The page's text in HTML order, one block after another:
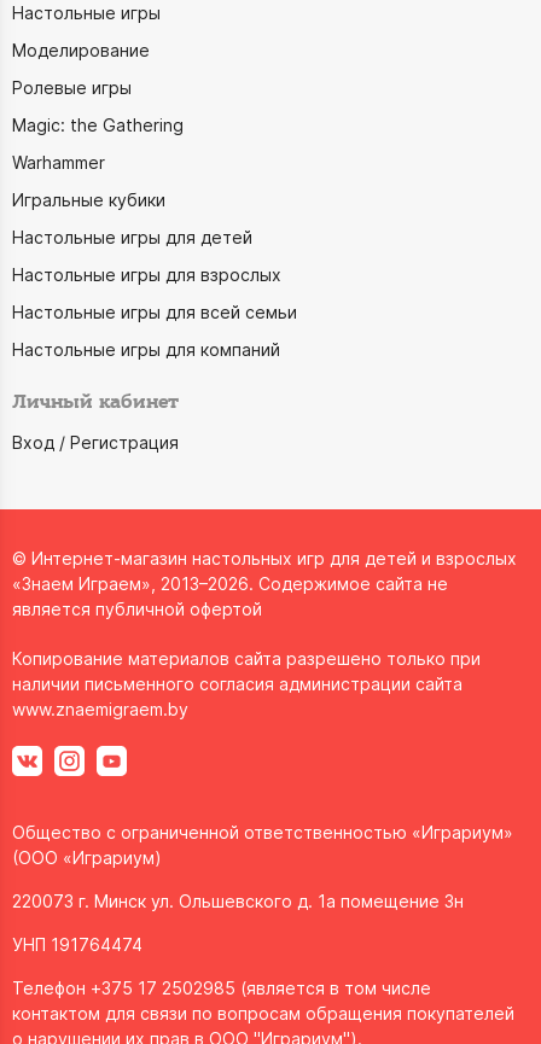
Настольные игры
Моделирование
Ролевые игры
Magic: the Gathering
Warhammer
Игральные кубики
Настольные игры для детей
Настольные игры для взрослых
Настольные игры для всей семьи
Настольные игры для компаний
Личный кабинет
Вход / Регистрация
© Интернет-магазин настольных игр для детей и взрослых
«Знаем Играем», 2013–2026. Содержимое сайта не
является публичной офертой
Копирование материалов сайта разрешено только при
наличии письменного согласия администрации сайта
www.znaemigraem.by
Общество с ограниченной ответственностью «Играриум»
(ООО «Играриум)
220073 г. Минск ул. Ольшевского д. 1а помещение 3н
УНП 191764474
Телефон +375 17 2502985 (является в том числе
контактом для связи по вопросам обращения покупателей
о нарушении их прав в ООО "Играриум").